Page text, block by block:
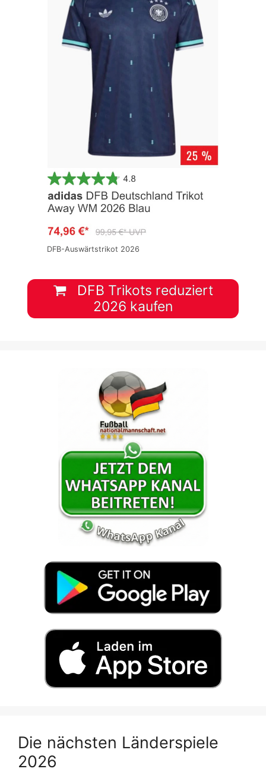
DFB-Auswärtstrikot 2026
DFB Trikots reduziert
2026 kaufen
Die nächsten Länderspiele
2026